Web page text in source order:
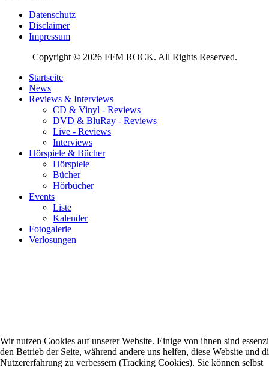
Datenschutz
Disclaimer
Impressum
Copyright © 2026 FFM ROCK. All Rights Reserved.
Startseite
News
Reviews & Interviews
CD & Vinyl - Reviews
DVD & BluRay - Reviews
Live - Reviews
Interviews
Hörspiele & Bücher
Hörspiele
Bücher
Hörbücher
Events
Liste
Kalender
Fotogalerie
Verlosungen
Wir nutzen Cookies auf unserer Website. Einige von ihnen sind
den Betrieb der Seite, während andere uns helfen, diese Website und
Nutzererfahrung zu verbessern (Tracking Cookies). Sie können selbst